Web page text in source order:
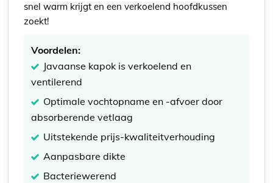
snel warm krijgt en een verkoelend hoofdkussen
zoekt!
Voordelen:
Javaanse kapok is verkoelend en
ventilerend
Optimale vochtopname en -afvoer door
absorberende vetlaag
Uitstekende prijs-kwaliteitverhouding
Aanpasbare dikte
Bacteriewerend